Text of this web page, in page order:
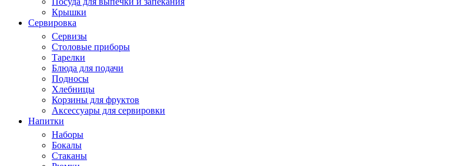
Крышки
Сервировка
Сервизы
Столовые приборы
Тарелки
Блюда для подачи
Подносы
Хлебницы
Корзины для фруктов
Аксессуары для сервировки
Напитки
Наборы
Бокалы
Стаканы